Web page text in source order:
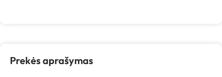
Prekės aprašymas